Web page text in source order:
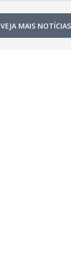
VEJA MAIS NOTÍCIAS